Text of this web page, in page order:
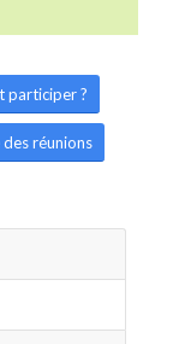
participer ?
des réunions